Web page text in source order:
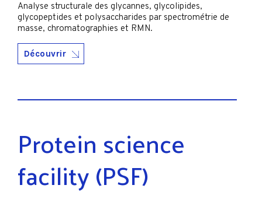
Analyse structurale des glycannes, glycolipides,
glycopeptides et polysaccharides par spectrométrie de
masse, chromatographies et RMN.
Découvrir
Protein science
facility (PSF)